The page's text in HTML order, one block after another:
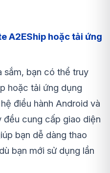
A2EShip hoặc tải ứng
sắm, bạn có thể truy
hoặc tải ứng dụng
điều hành Android và
đều cung cấp giao diện
bạn dễ dàng thao
bạn mới sử dụng lần